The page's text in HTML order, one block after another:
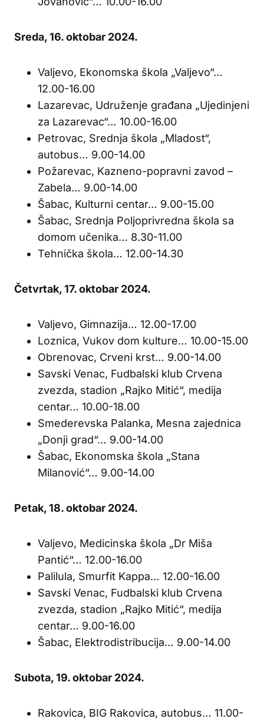
Sreda, 16. oktobar 2024.
Valjevo, Ekonomska škola „Valjevo“…
12.00-16.00
Lazarevac, Udruženje građana „Ujedinjeni
za Lazarevac“… 10.00-16.00
Petrovac, Srednja škola „Mladost“,
autobus… 9.00-14.00
Požarevac, Kazneno-popravni zavod –
Zabela… 9.00-14.00
Šabac, Kulturni centar… 9.00-15.00
Šabac, Srednja Poljoprivredna škola sa
domom učenika… 8.30-11.00
Tehnička škola… 12.00-14.30
Četvrtak, 17. oktobar 2024.
Valjevo, Gimnazija… 12.00-17.00
Loznica, Vukov dom kulture… 10.00-15.00
Obrenovac, Crveni krst… 9.00-14.00
Savski Venac, Fudbalski klub Crvena
zvezda, stadion „Rajko Mitić“, medija
centar… 10.00-18.00
Smederevska Palanka, Mesna zajednica
„Donji grad“… 9.00-14.00
Šabac, Ekonomska škola „Stana
Milanović“… 9.00-14.00
Petak, 18. oktobar 2024.
Valjevo, Medicinska škola „Dr Miša
Pantić“… 12.00-16.00
Palilula, Smurfit Kappa… 12.00-16.00
Savski Venac, Fudbalski klub Crvena
zvezda, stadion „Rajko Mitić“, medija
centar… 9.00-16.00
Šabac, Elektrodistribucija… 9.00-14.00
Subota, 19. oktobar 2024.
Rakovica, BIG Rakovica, autobus… 11.00-